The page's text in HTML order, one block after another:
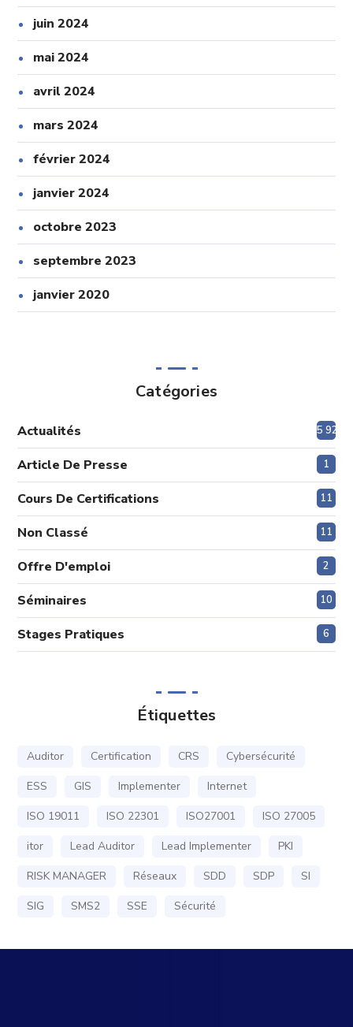
juin 2024
mai 2024
avril 2024
mars 2024
février 2024
janvier 2024
octobre 2023
septembre 2023
janvier 2020
Catégories
Actualités 5 920
Article De Presse 1
Cours De Certifications 11
Non Classé 11
Offre D'emploi 2
Séminaires 10
Stages Pratiques 6
Étiquettes
Auditor Certification CRS
Cybersécurité
ESS
GIS Implementer
Internet
ISO 19011
ISO 22301 ISO27001
ISO 27005
itor
Lead Auditor Lead Implementer
PKI
RISK MANAGER
Réseaux SDD SDP
SI
SIG
SMS2 SSE Sécurité